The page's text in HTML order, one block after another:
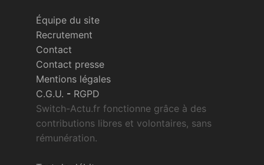
Équipe du site
Recrutement
Contact
Contact presse
Mentions légales
C.G.U. - RGPD
Switch-Actu.fr fonctionne grâce à des
contributions libres et volontaires, sans
rémunération.